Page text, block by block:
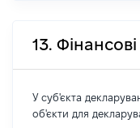
13.
У суб'єкта
об'єкти для